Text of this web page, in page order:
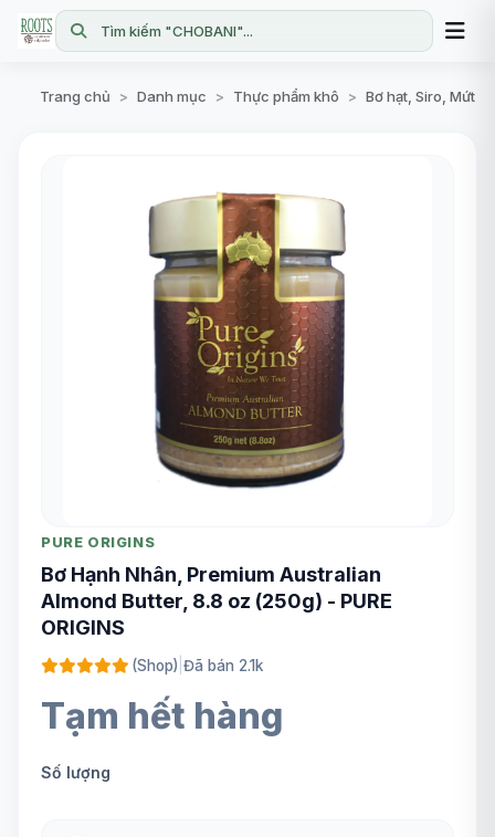
Tìm kiếm "CHOBANI"...
Trang chủ > Danh mục > Thực phẩm khô > Bơ hạt, Siro, Mứt
PURE ORIGINS
Bơ Hạnh Nhân, Premium Australian
Almond Butter, 8.8 oz (250g) - PURE
ORIGINS
(Shop) Đã bán 2.1k
Tạm hết hàng
Số lượng